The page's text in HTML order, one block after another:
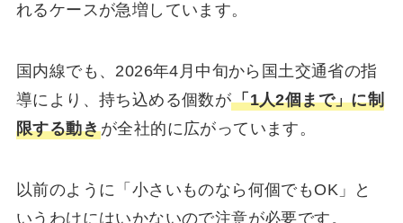
れるケースが急増しています。
国内線でも、2026年4月中旬から国土交通省の指
導により、持ち込める個数が「1人2個まで」に制
限する動きが全社的に広がっています。
以前のように「小さいものなら何個でもOK」と
いうわけにはいかないので注意が必要です。